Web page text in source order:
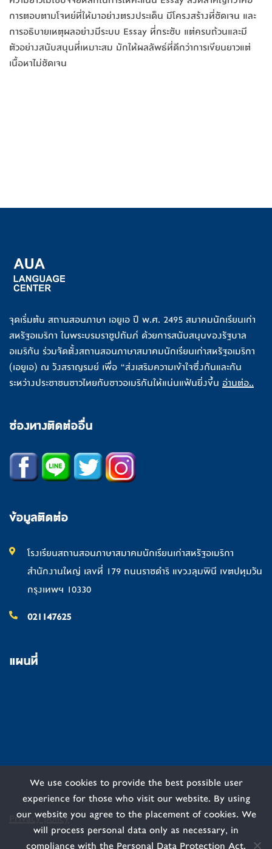
การตอบตามโจทย์ที่ให้มาอย่างตรงประเด็น มีโครงสร้างที่ชัดเจน และ
การอธิบายเหตุผลอย่างมีระบบ Essay ที่กระชับ แต่ครบถ้วนและมี
ตัวอย่างสนับสนุนที่เหมาะสม มักให้ผลลัพธ์ที่ดีกว่าการเขียนยาวแต่
เนื้อหาไม่ชัดเจน
จุดเริ่มต้น สถานสอนภาษา เอยูเอ ปี พ.ศ. 2495 สมาคมนักเรียนเก่า
สหรัฐอเมริกา ในพระบรมราชูปถัมภ์ ด้วยการสนับสนุนของรัฐบาล
อเมริกัน ร่วมจัดตั้งสถานสอนภาษาสมาคมนักเรียนเก่าสหรัฐอเมริกา
(เอยูเอ) ณ วังสราญรมย์ เพื่อ “ส่งเสริมความเข้าใจซึ่งกันและกัน
ระหว่างประชาชนชาวไทยกับชาวอเมริกันให้แน่นแฟ้นยิ่งขึ้น อ่านต่อ..
ช่องทางติดต่ออื่น
ข้อมูลติดต่อ
โรงเรียนสถานสอนภาษาสมาคมนักเรียนเก่าสหรัฐอเมริกา
สำนักงานใหญ่ เลขที่ 179 ถนนราชดำริ แขวงลุมพินี เขตปทุมวัน
กรุงเทพฯ 10330
021147625
แผนที่
Privacy policy
We use cookies to provide the best possible user
experience for those who visit our website. By using
our website you agree to the placement of cookies. We
will process personal data only as necessary, in
compliance with the Personal Data Protection Act.